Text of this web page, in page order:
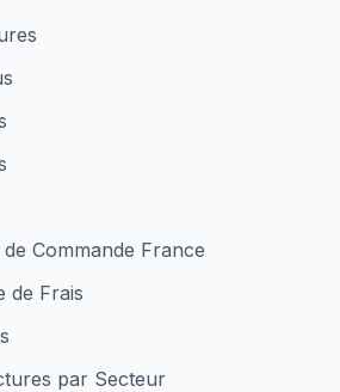
Commande France
de Frais
par Secteur